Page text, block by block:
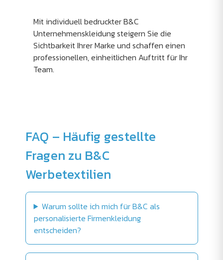
Mit individuell bedruckter B&C
Unternehmenskleidung steigern Sie die
Sichtbarkeit Ihrer Marke und schaffen einen
professionellen, einheitlichen Auftritt für Ihr
Team.
FAQ – Häufig gestellte
Fragen zu B&C
Werbetextilien
Warum sollte ich mich für B&C als
personalisierte Firmenkleidung
entscheiden?